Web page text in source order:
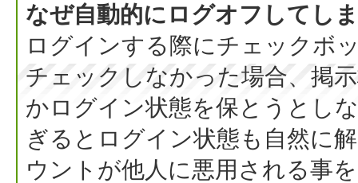
なぜ自動的にログオフしてし
ログインする際にチェックボ
チェックしなかった場合、掲
かログイン状態を保とうとし
ぎるとログイン状態も自然に
ウントが他人に悪用される事